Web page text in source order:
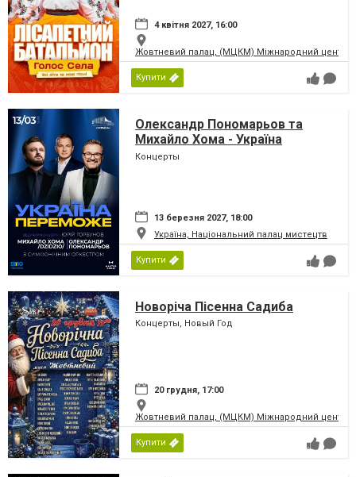
4 квітня 2027, 16:00
Жовтневий палац, (МЦКМ) Міжнародний центр
Купити
Олександр Пономарьов та
Михайло Хома - Україна
Переможе!
Концерты
13 березня 2027, 18:00
Україна, Національний палац мистецтв
Купити
Новоріча Пісенна Садиба
Концерты, Новый Год
20 грудня, 17:00
Жовтневий палац, (МЦКМ) Міжнародний центр
Купити